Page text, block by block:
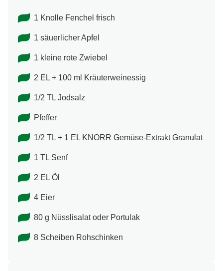
1 Knolle Fenchel frisch
1 säuerlicher Apfel
1 kleine rote Zwiebel
2 EL + 100 ml Kräuterweinessig
1/2 TL Jodsalz
Pfeffer
1/2 TL + 1 EL KNORR Gemüse-Extrakt Granulat
1 TL Senf
2 EL Öl
4 Eier
80 g Nüsslisalat oder Portulak
8 Scheiben Rohschinken